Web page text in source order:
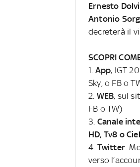
Ernesto
Antonio
decreterà il
SCOPRI
1. App, IGT
Sky, o FB o
2. WEB, sul
FB o TW)
3. Canale
HD, Tv8 o
4. Twitter:
verso